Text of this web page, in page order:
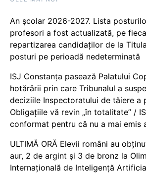
An școlar 2026-2027. Lista
profesori a fost actualizată, pe
repartizarea candidaților de la
posturi pe perioadă nedeterminată
ISJ Constanța pasează Palatului
hotărârii prin care Tribunalul a
deciziile Inspectoratului de tăiere a
Obligațiile vă revin „în totalitate” /
conformat pentru că nu a mai emis
ULTIMĂ ORĂ Elevii români au
aur, 2 de argint și 3 de bronz la
Internațională de Inteligență